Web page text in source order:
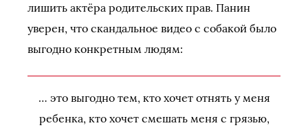
лишить актёра родительских прав. Панин
уверен, что скандальное видео с собакой было
выгодно конкретным людям:
… это выгодно тем, кто хочет отнять у меня
ребенка, кто хочет смешать меня с грязью,